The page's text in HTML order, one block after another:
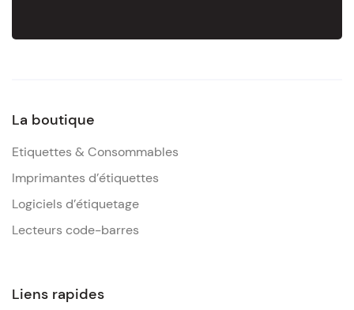
La boutique
Etiquettes & Consommables
Imprimantes d’étiquettes
Logiciels d’étiquetage
Lecteurs code-barres
Liens rapides